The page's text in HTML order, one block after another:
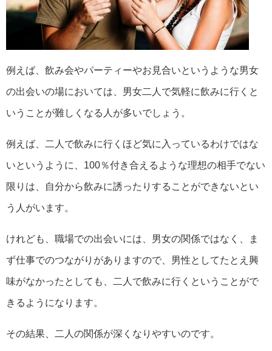
例えば、飲み会やパーティーやお見合いというような男女
の出会いの場においては、男女二人で気軽に飲みに行くと
いうことが難しくなる人が多いでしょう。
例えば、二人で飲みに行くほど気に入っているわけではな
いというように、100％付き合えるような理想の相手でない
限りは、自分から飲みに誘ったりすることができないとい
う人がいます。
けれども、職場での出会いには、男女の関係ではなく、ま
ず仕事でのつながりがありますので、男性としてたとえ興
味がなかったとしても、二人で飲みに行くということがで
きるようになります。
その結果、二人の関係が深くなりやすいのです。